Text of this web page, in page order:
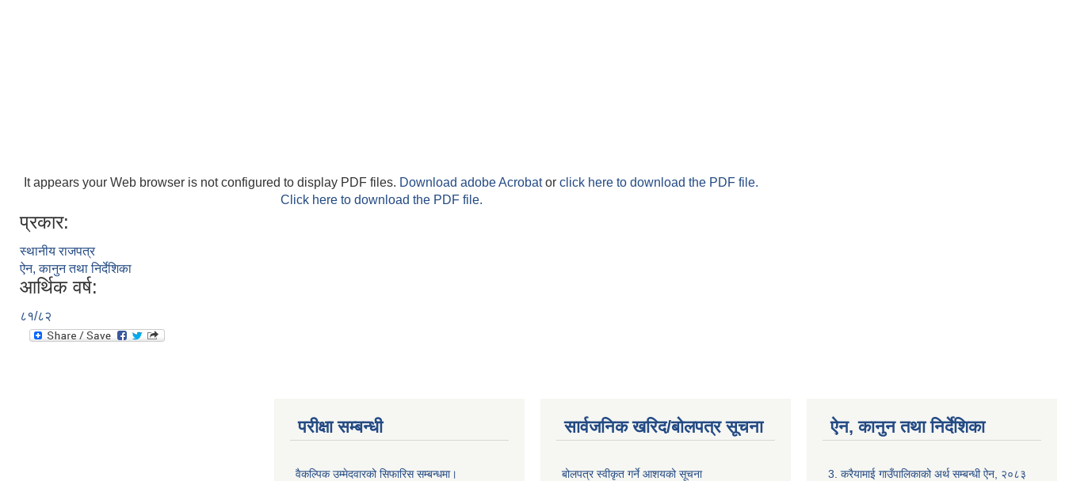
It appears your Web browser is not configured to display PDF files. Download adobe Acrobator click here to download the PDF file.
Click here to download the PDF file.
प्रकार:
स्थानीय राजपत्र
ऐन, कानुन तथा निर्देशिका
आर्थिक वर्ष:
८१/८२
परीक्षा सम्बन्धी
वैकल्पिक उम्मेदवारको सिफारिस सम्बन्धमा।
सार्वजनिक खरिद/बोलपत्र सूचना
बोलपत्र स्वीकृत गर्ने आशयको सूचना
ऐन, कानुन तथा निर्देशिका
3. करैयामाई गाउँपालिकाको अर्थ सम्बन्धी ऐन, २०८३